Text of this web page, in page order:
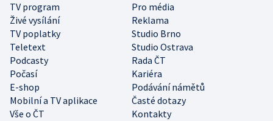
TV program
Pro média
Živé vysílání
Reklama
TV poplatky
Studio Brno
Teletext
Studio Ostrava
Podcasty
Rada ČT
Počasí
Kariéra
E-shop
Podávání námětů
Mobilní a TV aplikace
Časté dotazy
Vše o ČT
Kontakty